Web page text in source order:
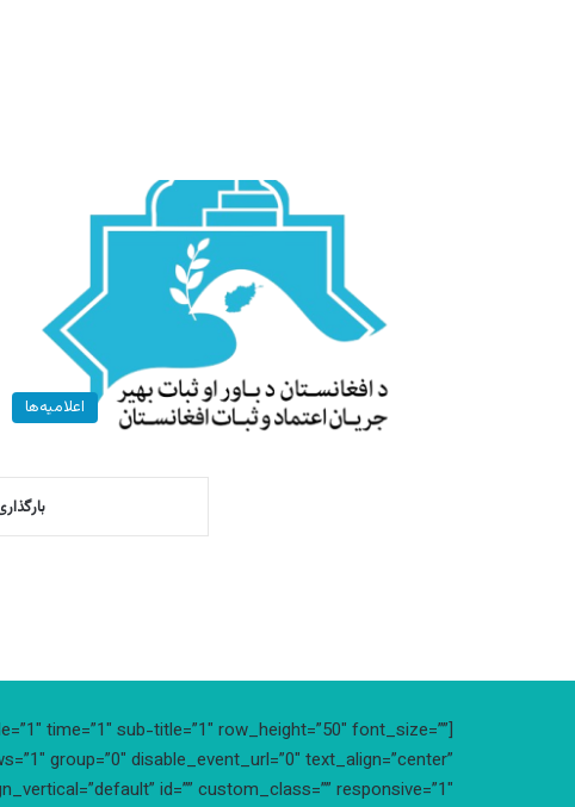
اعلامیه‌ها
time=”1″ sub-title=”1″ row_height=”50″ font_size=””
group=”0″ disable_event_url=”0″ text_align=”center”
id=”” custom_class=”” responsive=”1″]